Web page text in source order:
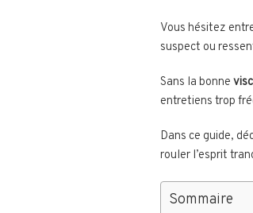
Vous hésitez
suspect ou
Sans la bonne
entretiens trop
Dans ce guide,
rouler l’esprit
Sommaire